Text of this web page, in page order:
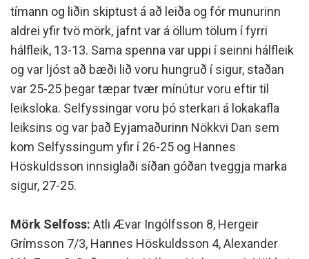
tímann og liðin skiptust á að leiða og fór munurinn
aldrei yfir tvö mörk, jafnt var á öllum tölum í fyrri
hálfleik, 13-13. Sama spenna var uppi í seinni hálfleik
og var ljóst að bæði lið voru hungruð í sigur, staðan
var 25-25 þegar tæpar tvær mínútur voru eftir til
leiksloka. Selfyssingar voru þó sterkari á lokakafla
leiksins og var það Eyjamaðurinn Nökkvi Dan sem
kom Selfyssingum yfir í 26-25 og Hannes
Höskuldsson innsiglaði síðan góðan tveggja marka
sigur, 27-25.
Mörk Selfoss: Atli Ævar Ingólfsson 8, Hergeir
Grímsson 7/3, Hannes Höskuldsson 4, Alexander